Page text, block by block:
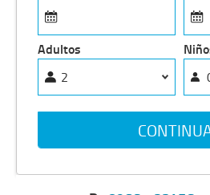
Adultos